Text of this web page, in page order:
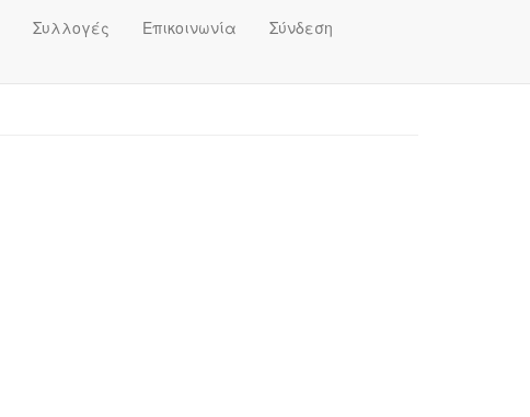
Συλλογές Επικοινωνία Σύνδεση